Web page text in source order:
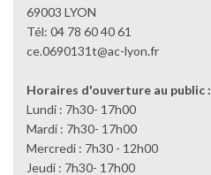
69003 LYON
Tél: 04 78 60 40 61
ce.0690131t@ac-lyon.fr
Horaires d'ouverture au public :
Lundi : 7h30- 17h00
Mardi : 7h30- 17h00
Mercredi : 7h30 - 12h00
Jeudi : 7h30- 17h00